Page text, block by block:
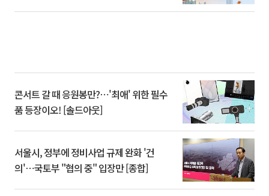
콘서트 갈 때 응원봉만?⋯'최애' 위한 필수
품 등장이오! [솔드아웃]
서울시, 정부에 정비사업 규제 완화 '건
의'⋯국토부 "협의 중" 입장만 [종합]